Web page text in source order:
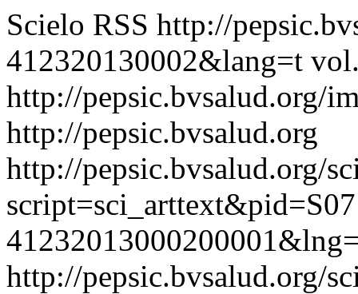
Scielo RSS http://
412320130002&lang=t
http://pepsic.bvsalud.org/
http://pepsic.bvsalud.org
http://pepsic.bvsalud.org/
http://pepsic.bvsalud.org/